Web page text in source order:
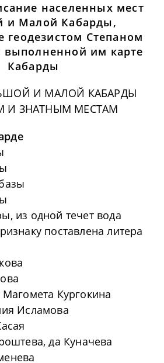
населенных мест
и Малой Кабарды,
геодезистом Степаном
им карте
Кабарды
И МАЛОЙ КАБАРДЫ
И ЗНАТНЫМ МЕСТАМ
из одной течет вода
поставлена литера
Кургокина
Исламова
да Куначева